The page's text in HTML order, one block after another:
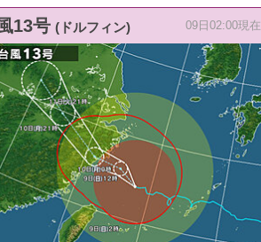
13号 (ドルフィン) 09日02:00現在